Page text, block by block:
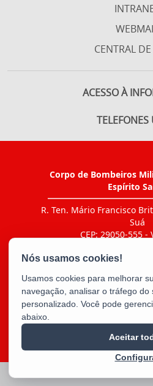
CENTRAL
ACESSO À
TELEFONES
Corpo de Bombeiros
Espírito
R. Ten. Mário Francisco
Suá
CEP: 29050-555 -
E-mail:
Usamos cookies para melhorar
navegação, analisar o tráfego
personalizado. Você pode
abaixo.
Aceitar